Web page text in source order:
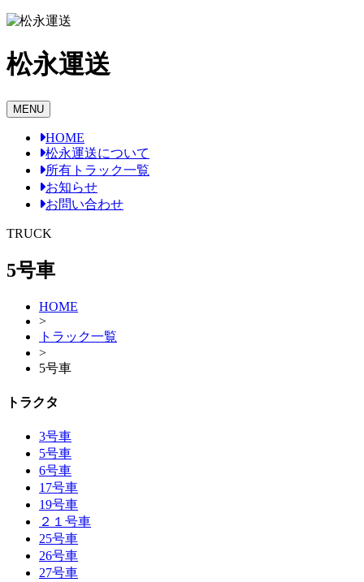
Skip
content
松永運送
MENU
HOME
松永運送について
所有トラック一覧
お知らせ
お問い合わせ
TRUCK
5号車
HOME
>
トラック一覧
>
5号車
トラクタ
3号車
5号車
6号車
17号車
19号車
２１号車
25号車
26号車
27号車